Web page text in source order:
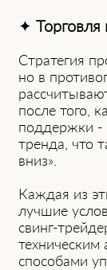
✦ Торговля
Стратегия
но в
после того,
поддержки -
тренда, что
вниз».
Каждая из
лучшие
свинг-
способами